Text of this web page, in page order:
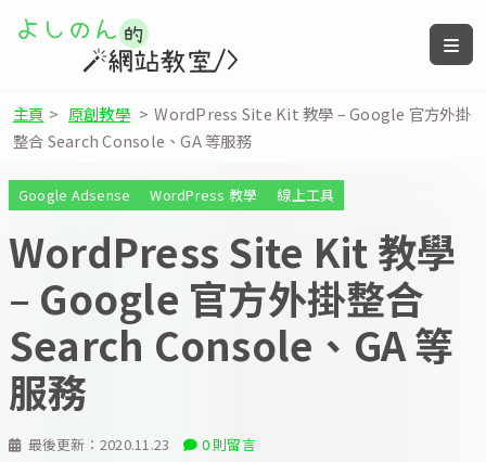
主頁 > 原創教學 > WordPress Site Kit 教學 – Google 官方外掛
整合 Search Console、GA 等服務
最後更新： 2020.11.23 0 則留言
Google Adsense WordPress 教學 線上工具
WordPress Site Kit 教學
– Google 官方外掛整合
Search Console、GA 等
服務